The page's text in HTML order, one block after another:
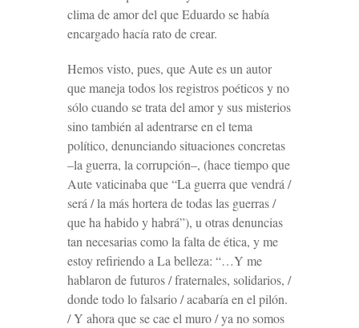
clima de amor del que Eduardo se había
encargado hacía rato de crear.
Hemos visto, pues, que Aute es un autor
que maneja todos los registros poéticos y no
sólo cuando se trata del amor y sus misterios
sino también al adentrarse en el tema
político, denunciando situaciones concretas
–la guerra, la corrupción–, (hace tiempo que
Aute vaticinaba que “La guerra que vendrá /
será / la más hortera de todas las guerras /
que ha habido y habrá”), u otras denuncias
tan necesarias como la falta de ética, y me
estoy refiriendo aLa belleza: “…Y me
hablaron de futuros / fraternales, solidarios, /
donde todo lo falsario / acabaría en el pilón.
/ Y ahora que se cae el muro / ya no somos